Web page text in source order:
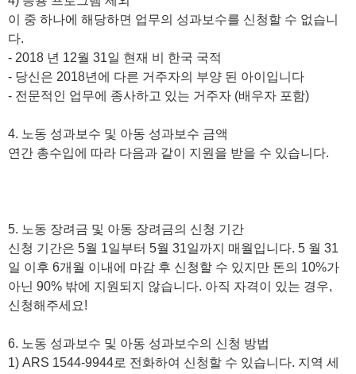
이 중 하나에 해당하면 업무의 성과보수를 신청할 수 없습니
다.
- 2018 년 12월 31일 현재 비 한국 국적
- 당신은 2018년에 다른 거주자의 부양 된 아이입니다
- 전문적인 업무에 종사하고 있는 거주자 (배우자 포함)
4. 노동 성과보수 및 아동 성과보수 금액
연간 총수입에 따라 다음과 같이 지원을 받을 수 있습니다.
5. 노동 장려금 및 아동 장려금의 신청 기간
신청 기간은 5월 1일부터 5월 31일까지 매월입니다. 5 월 31
일 이후 6개월 이내에 마감 후 신청할 수 있지만 돈의 10%가
아닌 90% 밖에 지원되지 않습니다. 아직 자격이 있는 경우,
신청해주세요!
6. 노동 성과보수 및 아동 성과보수의 신청 방법
1) ARS 1544-9944로 전화하여 신청할 수 있습니다. 지역 세